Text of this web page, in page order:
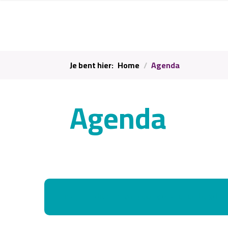
Je bent hier: Home Agenda
Agenda